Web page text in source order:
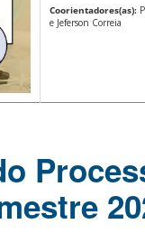
Coorientadores(as):
e Jeferson Correia